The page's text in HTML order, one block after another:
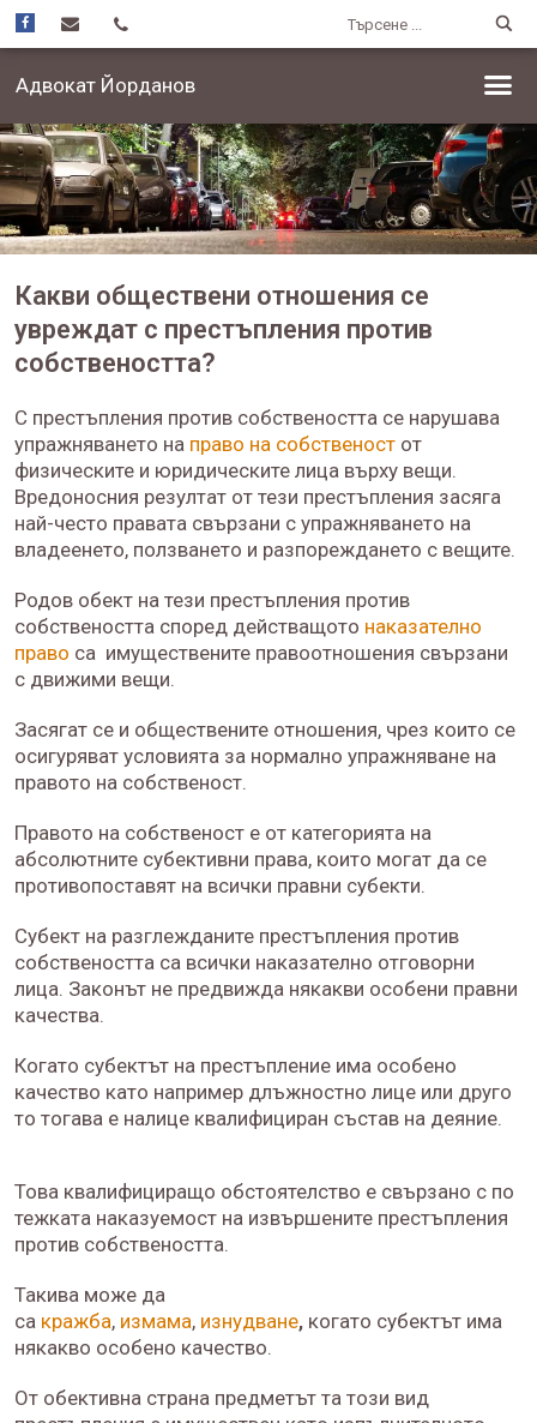
Адвокат Йорданов
Какви обществени отношения се
увреждат с престъпления против
собствеността?
С престъпления против собствеността се нарушава
упражняването на право на собственост от
физическите и юридическите лица върху вещи.
Вредоносния резултат от тези престъпления засяга
най-често правата свързани с упражняването на
владеенето, ползването и разпореждането с вещите.
Родов обект на тези престъпления против
собствеността според действащото наказателно
право са имуществените правоотношения свързани
с движими вещи.
Засягат се и обществените отношения, чрез които се
осигуряват условията за нормално упражняване на
правото на собственост.
Правото на собственост е от категорията на
абсолютните субективни права, които могат да се
противопоставят на всички правни субекти.
Субект на разглежданите престъпления против
собствеността са всички наказателно отговорни
лица. Законът не предвижда някакви особени правни
качества.
Когато субектът на престъпление има особено
качество като например длъжностно лице или друго
то тогава е налице квалифициран състав на деяние.
Това квалифициращо обстоятелство е свързано с по
тежката наказуемост на извършените престъпления
против собствеността.
Такива може да
са кражба, измама, изнудване, когато субектът има
някакво особено качество.
От обективна страна предметът та този вид